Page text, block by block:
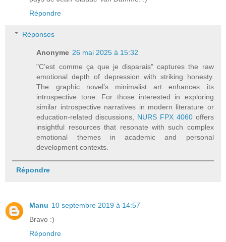
Répondre
Réponses
Anonyme 26 mai 2025 à 15:32
"C’est comme ça que je disparais" captures the raw
emotional depth of depression with striking honesty.
The graphic novel’s minimalist art enhances its
introspective tone. For those interested in exploring
similar introspective narratives in modern literature or
education-related discussions, NURS FPX 4060 offers
insightful resources that resonate with such complex
emotional themes in academic and personal
development contexts.
Répondre
Manu 10 septembre 2019 à 14:57
Bravo :)
Répondre